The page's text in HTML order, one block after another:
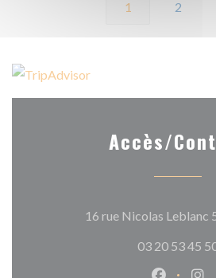
1 2
Accès/
16 rue Nicolas Leblanc
03 20 53 45